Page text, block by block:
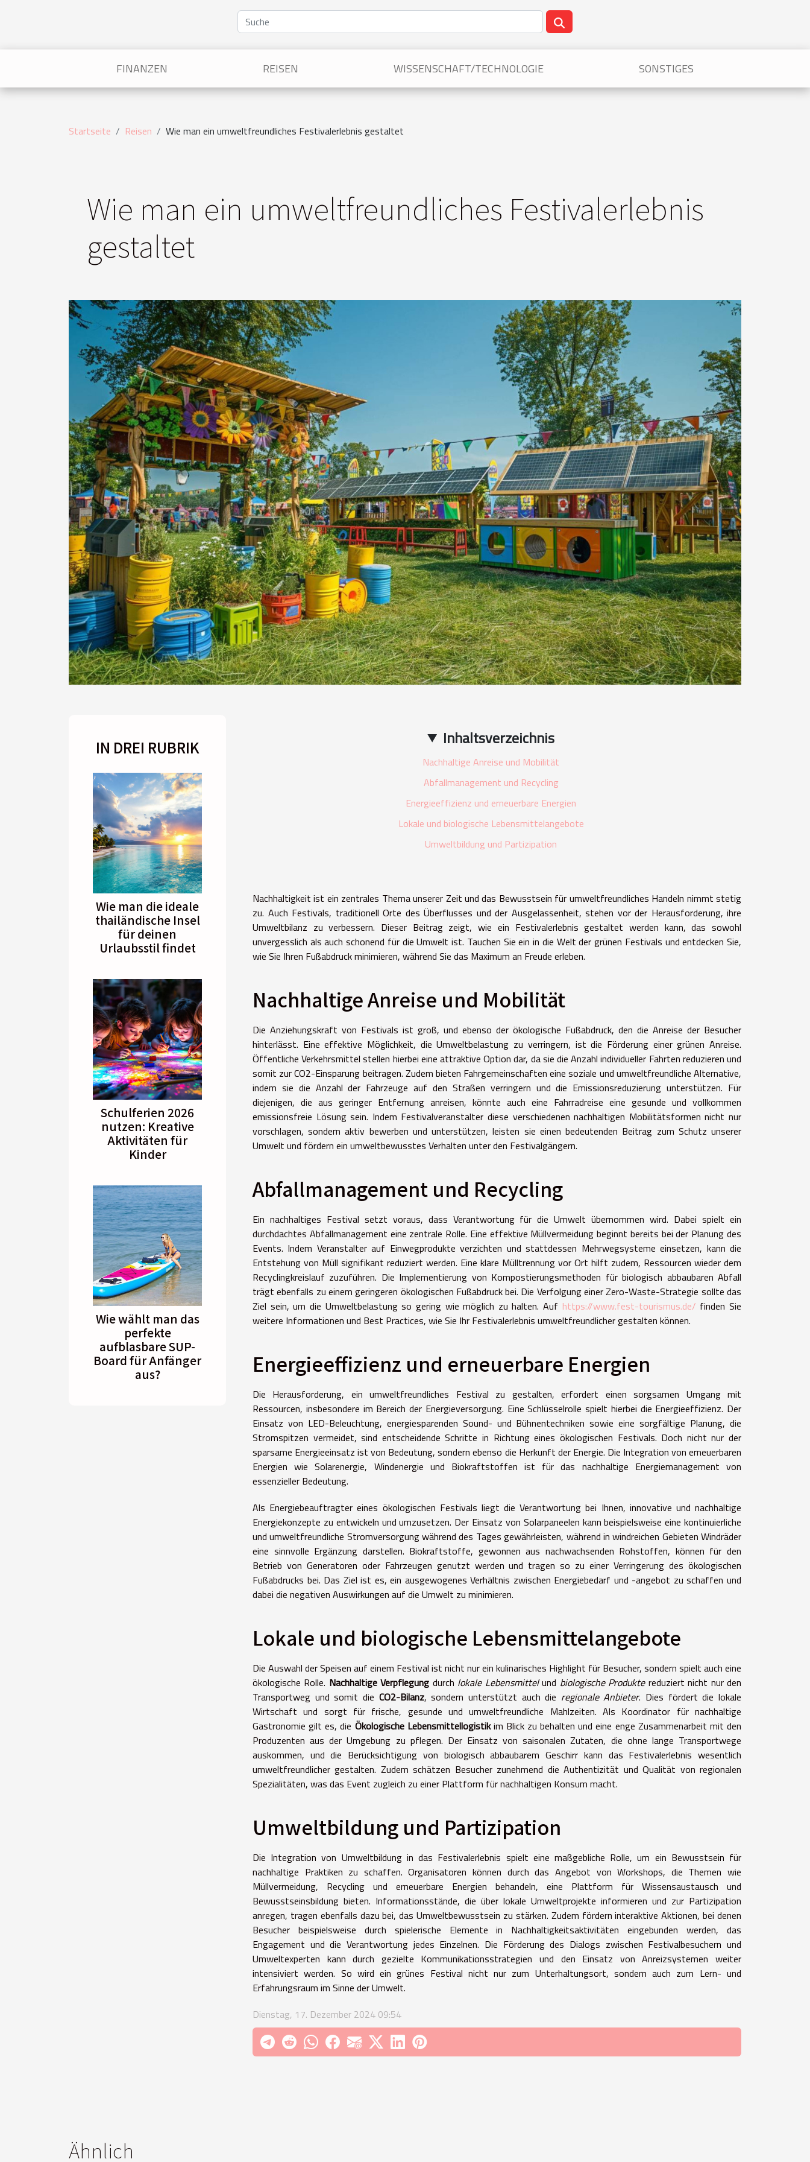
FINANZEN REISEN WISSENSCHAFT/TECHNOLOGIE SONSTIGES
Startseite Reisen Wie man ein umweltfreundliches Festivalerlebnis gestaltet
Wie man ein umweltfreundliches Festivalerlebnis
gestaltet
IN DREI RUBRIK
Wie man die ideale
thailändische Insel
für deinen
Urlaubsstil findet
Schulferien 2026
nutzen: Kreative
Aktivitäten für
Kinder
Wie wählt man das
perfekte
aufblasbare SUP-
Board für Anfänger
aus?
Inhaltsverzeichnis
Nachhaltige Anreise und Mobilität
Abfallmanagement und Recycling
Energieeffizienz und erneuerbare Energien
Lokale und biologische Lebensmittelangebote
Umweltbildung und Partizipation
Nachhaltigkeit ist ein zentrales Thema unserer Zeit und das Bewusstsein für umweltfreundliches Handeln nimmt stetig
zu. Auch Festivals, traditionell Orte des Überflusses und der Ausgelassenheit, stehen vor der Herausforderung, ihre
Umweltbilanz zu verbessern. Dieser Beitrag zeigt, wie ein Festivalerlebnis gestaltet werden kann, das sowohl
unvergesslich als auch schonend für die Umwelt ist. Tauchen Sie ein in die Welt der grünen Festivals und entdecken Sie,
wie Sie Ihren Fußabdruck minimieren, während Sie das Maximum an Freude erleben.
Nachhaltige Anreise und Mobilität
Die Anziehungskraft von Festivals ist groß, und ebenso der ökologische Fußabdruck, den die Anreise der Besucher
hinterlässt. Eine effektive Möglichkeit, die Umweltbelastung zu verringern, ist die Förderung einer grünen Anreise.
Öffentliche Verkehrsmittel stellen hierbei eine attraktive Option dar, da sie die Anzahl individueller Fahrten reduzieren und
somit zur CO2-Einsparung beitragen. Zudem bieten Fahrgemeinschaften eine soziale und umweltfreundliche Alternative,
indem sie die Anzahl der Fahrzeuge auf den Straßen verringern und die Emissionsreduzierung unterstützen. Für
diejenigen, die aus geringer Entfernung anreisen, könnte auch eine Fahrradreise eine gesunde und vollkommen
emissionsfreie Lösung sein. Indem Festivalveranstalter diese verschiedenen nachhaltigen Mobilitätsformen nicht nur
vorschlagen, sondern aktiv bewerben und unterstützen, leisten sie einen bedeutenden Beitrag zum Schutz unserer
Umwelt und fördern ein umweltbewusstes Verhalten unter den Festivalgängern.
Abfallmanagement und Recycling
Ein nachhaltiges Festival setzt voraus, dass Verantwortung für die Umwelt übernommen wird. Dabei spielt ein
durchdachtes Abfallmanagement eine zentrale Rolle. Eine effektive Müllvermeidung beginnt bereits bei der Planung des
Events. Indem Veranstalter auf Einwegprodukte verzichten und stattdessen Mehrwegsysteme einsetzen, kann die
Entstehung von Müll signifikant reduziert werden. Eine klare Mülltrennung vor Ort hilft zudem, Ressourcen wieder dem
Recyclingkreislauf zuzuführen. Die Implementierung von Kompostierungsmethoden für biologisch abbaubaren Abfall
trägt ebenfalls zu einem geringeren ökologischen Fußabdruck bei. Die Verfolgung einer Zero-Waste-Strategie sollte das
Ziel sein, um die Umweltbelastung so gering wie möglich zu halten. Auf https://www.fest-tourismus.de/ finden Sie
weitere Informationen und Best Practices, wie Sie Ihr Festivalerlebnis umweltfreundlicher gestalten können.
Energieeffizienz und erneuerbare Energien
Die Herausforderung, ein umweltfreundliches Festival zu gestalten, erfordert einen sorgsamen Umgang mit
Ressourcen, insbesondere im Bereich der Energieversorgung. Eine Schlüsselrolle spielt hierbei die Energieeffizienz. Der
Einsatz von LED-Beleuchtung, energiesparenden Sound- und Bühnentechniken sowie eine sorgfältige Planung, die
Stromspitzen vermeidet, sind entscheidende Schritte in Richtung eines ökologischen Festivals. Doch nicht nur der
sparsame Energieeinsatz ist von Bedeutung, sondern ebenso die Herkunft der Energie. Die Integration von erneuerbaren
Energien wie Solarenergie, Windenergie und Biokraftstoffen ist für das nachhaltige Energiemanagement von
essenzieller Bedeutung.
Als Energiebeauftragter eines ökologischen Festivals liegt die Verantwortung bei Ihnen, innovative und nachhaltige
Energiekonzepte zu entwickeln und umzusetzen. Der Einsatz von Solarpaneelen kann beispielsweise eine kontinuierliche
und umweltfreundliche Stromversorgung während des Tages gewährleisten, während in windreichen Gebieten Windräder
eine sinnvolle Ergänzung darstellen. Biokraftstoffe, gewonnen aus nachwachsenden Rohstoffen, können für den
Betrieb von Generatoren oder Fahrzeugen genutzt werden und tragen so zu einer Verringerung des ökologischen
Fußabdrucks bei. Das Ziel ist es, ein ausgewogenes Verhältnis zwischen Energiebedarf und -angebot zu schaffen und
dabei die negativen Auswirkungen auf die Umwelt zu minimieren.
Lokale und biologische Lebensmittelangebote
Die Auswahl der Speisen auf einem Festival ist nicht nur ein kulinarisches Highlight für Besucher, sondern spielt auch eine
ökologische Rolle. Nachhaltige Verpflegung durch lokale Lebensmittelund biologische Produktereduziert nicht nur den
Transportweg und somit die CO2-Bilanz, sondern unterstützt auch die regionale Anbieter. Dies fördert die lokale
Wirtschaft und sorgt für frische, gesunde und umweltfreundliche Mahlzeiten. Als Koordinator für nachhaltige
Gastronomie gilt es, die Ökologische Lebensmittellogistikim Blick zu behalten und eine enge Zusammenarbeit mit den
Produzenten aus der Umgebung zu pflegen. Der Einsatz von saisonalen Zutaten, die ohne lange Transportwege
auskommen, und die Berücksichtigung von biologisch abbaubarem Geschirr kann das Festivalerlebnis wesentlich
umweltfreundlicher gestalten. Zudem schätzen Besucher zunehmend die Authentizität und Qualität von regionalen
Spezialitäten, was das Event zugleich zu einer Plattform für nachhaltigen Konsum macht.
Umweltbildung und Partizipation
Die Integration von Umweltbildung in das Festivalerlebnis spielt eine maßgebliche Rolle, um ein Bewusstsein für
nachhaltige Praktiken zu schaffen. Organisatoren können durch das Angebot von Workshops, die Themen wie
Müllvermeidung, Recycling und erneuerbare Energien behandeln, eine Plattform für Wissensaustausch und
Bewusstseinsbildung bieten. Informationsstände, die über lokale Umweltprojekte informieren und zur Partizipation
anregen, tragen ebenfalls dazu bei, das Umweltbewusstsein zu stärken. Zudem fördern interaktive Aktionen, bei denen
Besucher beispielsweise durch spielerische Elemente in Nachhaltigkeitsaktivitäten eingebunden werden, das
Engagement und die Verantwortung jedes Einzelnen. Die Förderung des Dialogs zwischen Festivalbesuchern und
Umweltexperten kann durch gezielte Kommunikationsstrategien und den Einsatz von Anreizsystemen weiter
intensiviert werden. So wird ein grünes Festival nicht nur zum Unterhaltungsort, sondern auch zum Lern- und
Erfahrungsraum im Sinne der Umwelt.
Dienstag, 17. Dezember 2024 09:54
Ähnlich